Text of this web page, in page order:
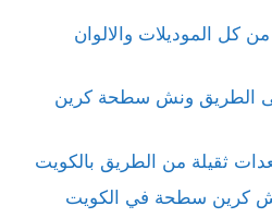
كل الموديلات والالوان
الطريق ونش سطحة كرين
ثقيلة من الطريق بالكويت
كرين سطحة في الكويت